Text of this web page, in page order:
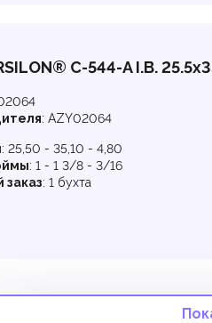
C-544-A I.B.
: AZY02064
: 25,50 - 35,10 - 4,80
: 1 - 1 3/8 - 3/16
заказ: 1 бухта